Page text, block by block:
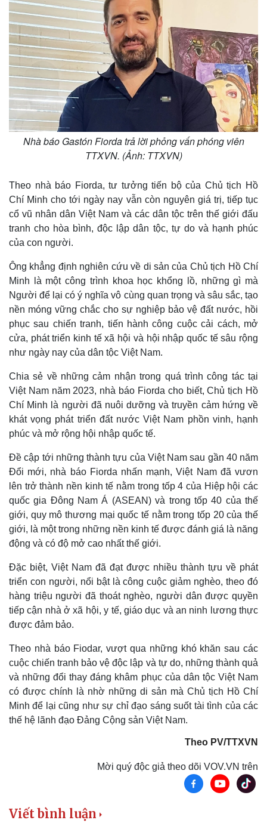
Kinh tế
Bất động sản
Khởi nghiệp
Thị trường
Tiêu dùng
Tỷ giá
Chứng khoán
Giá cà phê
Pháp luật
Vụ án
Tin nóng
Tư vấn luật
Quân sự - Quốc phòng
Vũ khí
Việt Nam
Phân tích
Nhà báo Gastón Fiorda trả lời phỏng vấn phóng viên
TTXVN. (Ảnh: TTXVN)
Theo nhà báo Fiorda, tư tưởng tiến bộ của Chủ tịch Hồ
Chí Minh cho tới ngày nay vẫn còn nguyên giá trị, tiếp tục
cổ vũ nhân dân Việt Nam và các dân tộc trên thế giới đấu
tranh cho hòa bình, độc lập dân tộc, tự do và hạnh phúc
của con người.
Ông khẳng định nghiên cứu về di sản của Chủ tịch Hồ Chí
Minh là một công trình khoa học khổng lồ, những gì mà
Người để lại có ý nghĩa vô cùng quan trọng và sâu sắc, tạo
nền móng vững chắc cho sự nghiệp bảo vệ đất nước, hồi
phục sau chiến tranh, tiến hành công cuộc cải cách, mở
cửa, phát triển kinh tế xã hội và hội nhập quốc tế sâu rộng
như ngày nay của dân tộc Việt Nam.
Chia sẻ về những cảm nhận trong quá trình công tác tại
Việt Nam năm 2023, nhà báo Fiorda cho biết, Chủ tịch Hồ
Chí Minh là người đã nuôi dưỡng và truyền cảm hứng về
khát vọng phát triển đất nước Việt Nam phồn vinh, hạnh
phúc và mở rộng hội nhập quốc tế.
Đề cập tới những thành tựu của Việt Nam sau gần 40 năm
Đổi mới, nhà báo Fiorda nhấn mạnh, Việt Nam đã vươn
lên trở thành nền kinh tế nằm trong tốp 4 của Hiệp hội các
quốc gia Đông Nam Á (ASEAN) và trong tốp 40 của thế
giới, quy mô thương mại quốc tế nằm trong tốp 20 của thế
giới, là một trong những nền kinh tế được đánh giá là năng
động và có độ mở cao nhất thế giới.
Đặc biệt, Việt Nam đã đạt được nhiều thành tựu về phát
triển con người, nổi bật là công cuộc giảm nghèo, theo đó
hàng triệu người đã thoát nghèo, người dân được quyền
tiếp cận nhà ở xã hội, y tế, giáo dục và an ninh lương thực
được đảm bảo.
Theo nhà báo Fiodar, vượt qua những khó khăn sau các
cuộc chiến tranh bảo vệ độc lập và tự do, những thành quả
và những đổi thay đáng khâm phục của dân tộc Việt Nam
có được chính là nhờ những di sản mà Chủ tịch Hồ Chí
Minh để lại cũng như sự chỉ đạo sáng suốt tài tình của các
thế hệ lãnh đạo Đảng Cộng sản Việt Nam.
Theo PV/TTXVN
Mời quý độc giả theo dõi VOV.VN trên
Viết bình luận